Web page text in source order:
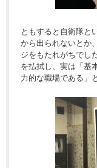
ともすると自衛隊と
から出られないとか
ジをもたれがちでし
を払拭し、実は「基
力的な職場である」